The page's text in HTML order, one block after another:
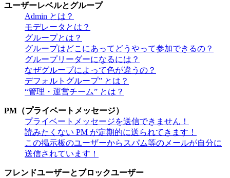
ユーザーレベルとグループ
Admin とは？
モデレータとは？
グループとは？
グループはどこにあってどうやって参加できるの？
グループリーダーになるには？
なぜグループによって色が違うの？
デフォルトグループ” とは？
“管理・運営チーム” とは？
PM（プライベートメッセージ）
プライベートメッセージを送信できません！
読みたくない PM が定期的に送られてきます！
この掲示板のユーザーからスパム等のメールが自分に
送信されています！
フレンドユーザーとブロックユーザー